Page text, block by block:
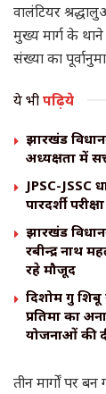
वालंटियर
मुख्य मार्ग के
संख्या का
ये भीपढ़िये
झारखंड
अध्यक्षता में
JPSC-JSSC
पारदर्शी
झारखंड
रबीन्द्र नाथ
रहे मौजूद
दिशोम गुरु
प्रतिमा का
योजनाओं की
तीन मार्गों पर बन